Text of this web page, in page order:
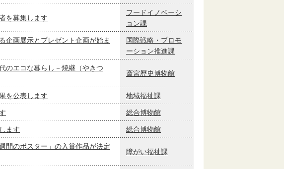
を募集します
フードイノベーシ
ョン課
画展示とプレゼント企画が始ま
国際戦略・プロモ
ーション推進課
のエコな暮らし－焼継（やきつ
斎宮歴史博物館
を公表します 地域福祉課
総合博物館
ます 総合博物館
間のポスター」の入賞作品が決定
障がい福祉課